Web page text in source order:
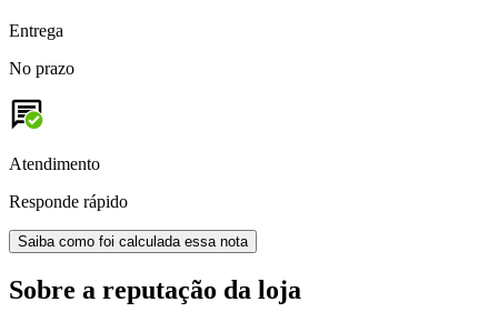
Entrega
No prazo
Atendimento
Responde rápido
Saiba como foi calculada essa nota
Sobre a reputação da loja